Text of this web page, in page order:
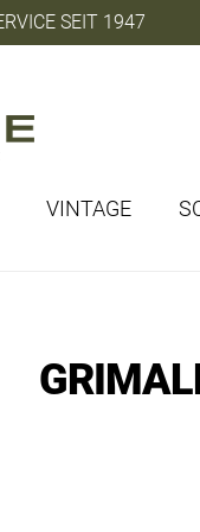
SEIT 1947
VINTAGE